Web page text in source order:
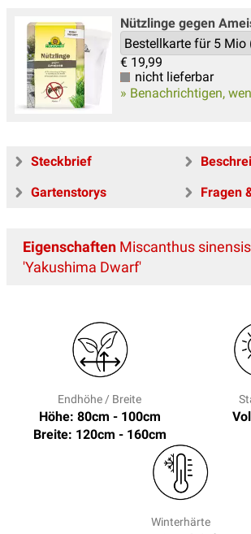
Nützlinge gegen
€ 19,99
nicht lieferbar
» Benachrichtigen,
Steckbrief
Gartenstorys
Fragen
Eigenschaften Miscanthus sinensis
'Yakushima Dwarf'
Endhöhe / Breite
Höhe: 80cm - 100cm
Breite: 120cm - 160cm
Winterhärte